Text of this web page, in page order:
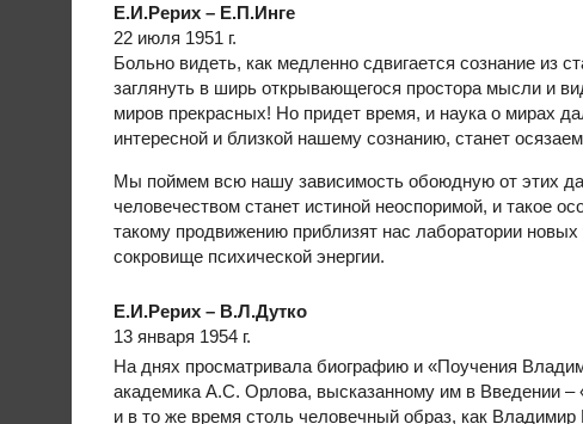
Е.И.Рерих – Е.П.Инге
22 июля 1951 г.
Больно видеть, как медленно сдвигается сознание из
заглянуть в ширь открывающегося простора мысли и
миров прекрасных! Но придет время, и наука о мирах
интересной и близкой нашему сознанию, станет
Мы поймем всю нашу зависимость обоюдную от этих
человечеством станет истиной неоспоримой, и такое
такому продвижению приблизят нас лаборатории
сокровище психической энергии.
Е.И.Рерих – В.Л.Дутко
13 января 1954 г.
На днях просматривала биографию и «Поучения
академика А.С. Орлова, высказанному им в Введении –
и в то же время столь человечный образ, как